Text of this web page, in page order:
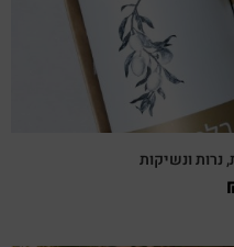
נרות ונשיקות